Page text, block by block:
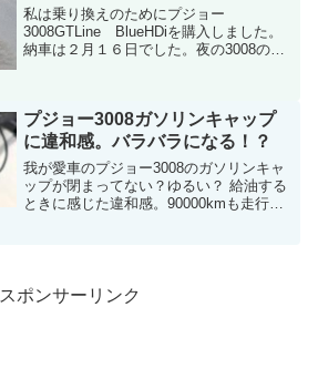
私は乗り換えのためにプジョー
3008GTLine BlueHDiを購入しました。
納車は２月１６日でした。夜の3008の画
ので、是...
プジョー3008ガソリンキャップ
に違和感。バラバラになる！？
我が愛車のプジョー3008のガソリンキャ
ップが閉まってない？ゆるい？ 給油する
ときに感じた違和感。90000kmも走行し
スポンサーリンク